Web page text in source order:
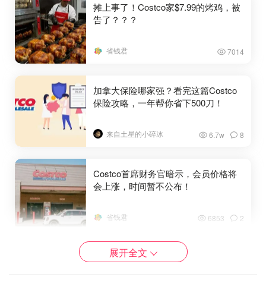
摊上事了！Costco家$7.99的烤鸡，被
告了？？？
省钱君 7014
加拿大保险哪家强？看完这篇Costco
保险攻略，一年帮你省下500刀！
来自土星的小碎冰 6.7w 8
Costco首席财务官暗示，会员价格将
会上涨，时间暂不公布！
省钱君 6853 2
展开全文